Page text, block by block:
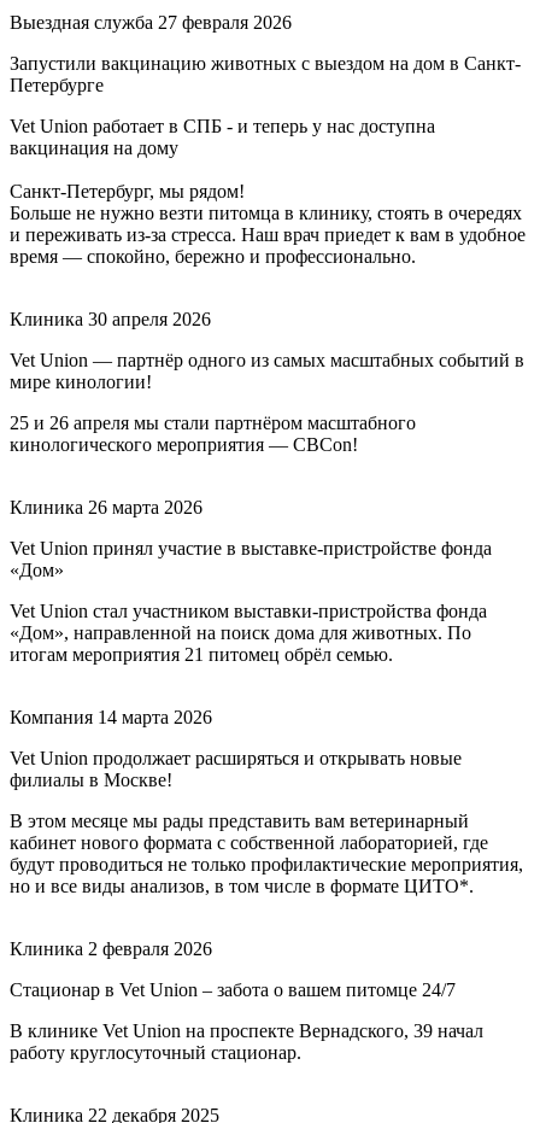
Выездная служба 27 февраля 2026
Запустили вакцинацию животных с выездом на дом в Санкт-
Петербурге
Vet Union работает в СПБ - и теперь у нас доступна
вакцинация на дому
Санкт-Петербург, мы рядом!
Больше не нужно везти питомца в клинику, стоять в очередях
и переживать из-за стресса. Наш врач приедет к вам в удобное
время — спокойно, бережно и профессионально.
Клиника 30 апреля 2026
Vet Union — партнёр одного из самых масштабных событий в
мире кинологии!
25 и 26 апреля мы стали партнёром масштабного
кинологического мероприятия — CBCon!
Клиника 26 марта 2026
Vet Union принял участие в выставке-пристройстве фонда
«Дом»
Vet Union стал участником выставки-пристройства фонда
«Дом», направленной на поиск дома для животных. По
итогам мероприятия 21 питомец обрёл семью.
Компания 14 марта 2026
Vet Union продолжает расширяться и открывать новые
филиалы в Москве!
В этом месяце мы рады представить вам ветеринарный
кабинет нового формата с собственной лабораторией, где
будут проводиться не только профилактические мероприятия,
но и все виды анализов, в том числе в формате ЦИТО*.
Клиника 2 февраля 2026
Стационар в Vet Union – забота о вашем питомце 24/7
В клинике Vet Union на проспекте Вернадского, 39 начал
работу круглосуточный стационар.
Клиника 22 декабря 2025